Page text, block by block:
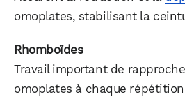
omoplates, stabilisant la
Rhomboïdes
Travail important de
omoplates à chaque